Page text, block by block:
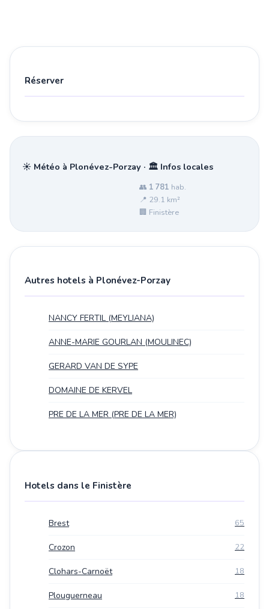
Réserver
☀️ Météo à Plonévez-Porzay · 🏛️ Infos locales
👥 1 781 hab.
📍 29.1 km²
🏢 Finistère
Autres hotels à Plonévez-Porzay
NANCY FERTIL (MEYLIANA)
ANNE-MARIE GOURLAN (MOULINEC)
GERARD VAN DE SYPE
DOMAINE DE KERVEL
PRE DE LA MER (PRE DE LA MER)
Hotels dans le Finistère
Brest 65
Crozon 22
Clohars-Carnoët 18
Plouguerneau 18